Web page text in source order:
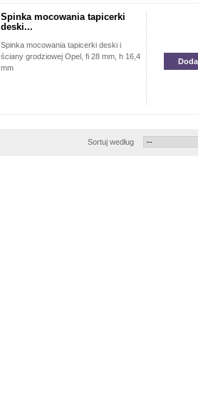
Spinka mocowania tapicerki
deski...
Spinka mocowania tapicerki deski i
ściany grodziowej Opel, fi 28 mm, h 16,4
mm
Sortuj według